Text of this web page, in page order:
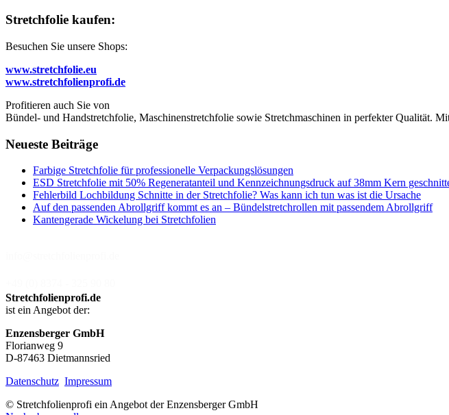
Stretchfolie kaufen:
Besuchen Sie unsere Shops:
www.stretchfolie.eu
www.stretchfolienprofi.de
Profitieren auch Sie von
Bündel- und Handstretchfolie, Maschinenstretchfolie sowie Stretchmaschinen in perfekter Qualität.
Neueste Beiträge
Farbige Stretchfolie für professionelle Verpackungslösungen
ESD Stretchfolie mit 50% Regeneratanteil und Kennzeichnungsdruck auf 38mm Kern
Fehlerbild Lochbildung Schnitte in der Stretchfolie? Was kann ich tun was ist die Ursache
Auf den passenden Abrollgriff kommt es an – Bündelstretchrollen mit passendem Abrollgriff
Kantengerade Wickelung bei Stretchfolien
Stretchfolienprofi.de
ist ein Angebot der:
Enzensberger GmbH
Florianweg 9
D-87463 Dietmannsried
Datenschutz Impressum
© Stretchfolienprofi ein Angebot der Enzensberger GmbH